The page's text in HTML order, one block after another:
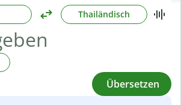
Thailändisch
Übersetzen